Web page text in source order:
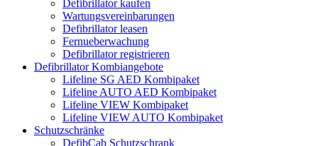
Defibrillator kaufen
Wartungsvereinbarungen
Defibrillator leasen
Fernueberwachung
Defibrillator registrieren
Defibrillator Kombiangebote
Lifeline SG AED Kombipaket
Lifeline AUTO AED Kombipaket
Lifeline VIEW Kombipaket
Lifeline VIEW AUTO Kombipaket
Schutzschränke
DefibCab Schutzschrank